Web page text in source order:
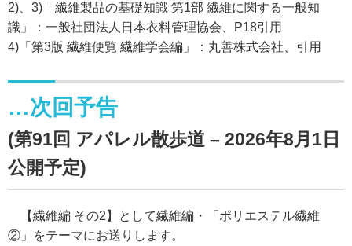
2)、3)「繊維製品の基礎知識 第1部 繊維に関する一般知
識」：一般社団法人日本衣料管理協会、P18引用
4)「第3版 繊維便覧 繊維学会編」：丸善株式会社、引用
…次回予告
(第91回 アパレル散歩道 – 2026年8月1日
公開予定)
【繊維編 その2】として繊維編・「ポリエステル繊維
②」をテーマにお送りします。